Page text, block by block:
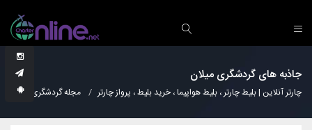
جاذبه های گردشگری میلان
چارتر آنلاین | بلیط چارتر ، بلیط هواپیما ، خرید بلیط ، پرواز چارتر مجله گردشگری